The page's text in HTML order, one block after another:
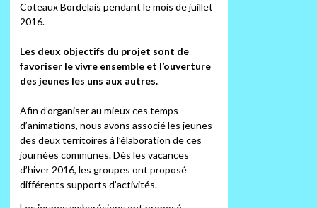
Coteaux Bordelais pendant le mois de juillet
2016.
Les deux objectifs du projet sont de
favoriser le vivre ensemble et l’ouverture
des jeunes les uns aux autres.
Afin d’organiser au mieux ces temps
d’animations, nous avons associé les jeunes
des deux territoires à l’élaboration de ces
journées communes. Dès les vacances
d’hiver 2016, les groupes ont proposé
différents supports d’activités.